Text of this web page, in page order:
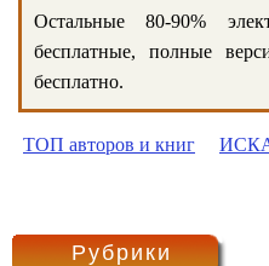
Остальные 80-90%
бесплатные, полные
бесплатно.
ТОП авторов и книг
Рубрики